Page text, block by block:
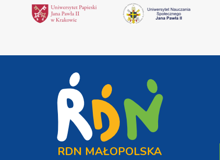
RDN MAŁOPOLSKA